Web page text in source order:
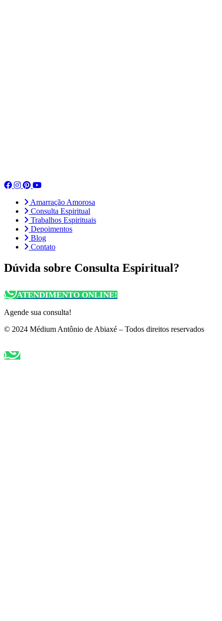
Amarração Amorosa
Consulta Espiritual
Trabalhos Espirituais
Depoimentos
Blog
Contato
Dúvida sobre Consulta Espiritual?
ATENDIMENTO ONLINE!
Agende sua consulta!
© 2024 Médium Antônio de Abiaxé – Todos direitos reservados